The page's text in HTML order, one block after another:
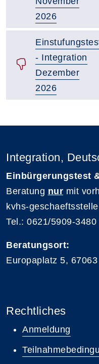
2026
- Integration
Dezember
2026
Integration,
Einbürgerungstest
Beratung nur mit
kvhs-
Tel.: 0621/5909-
Beratungsort:
Europaplatz 5,
Rechtliches
Anmeldung